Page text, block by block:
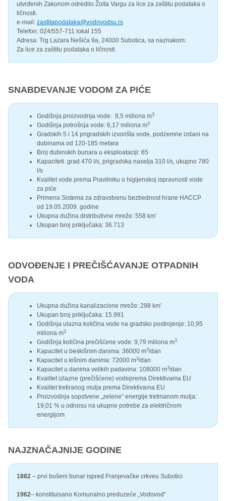
utvrđenih Zakonom odredilo Žolta Vargu za lice za zaštitu podataka o
ličnosti.
e-mail: zastitapodataka@vodovodsu.rs
Telefon: 024/557-711 lokal 155
Adresa: Trg Lazara Nešića 9a, 24000 Subotica, sa naznakom:
Za lice za zaštitu podataka o ličnosti.
SNABDEVANJE VODOM ZA PIĆE
Godišnja proizvodnja vode: 8,5 miliona m3
Godišnja potrošnja vode: 6,17 miliona m3
Gradskih 5 i 14 prigradskih izvorišta vode, podzemne izdani na
dubinama od 120-185 metara
Broj dubinskih bunara u eksploataciji: 65
Kapaciteti: grad 470 l/s, prigradska naselja 310 l/s, ukupno 780
l/s
Kvalitet vode prema Pravilniku o higijenskoj ispravnosti vode
za piće
Primena Sistema za zdravstvenu bezbednost hrane HACCP
od 19.05.2009. godine
Ukupna dužina distributivne mreže: 558 km’
Ukupan broj priključaka: 36.713
ODVOĐENJE I PREČIŠĆAVANJE OTPADNIH
VODA
Ukupna dužina kanalizacione mreže: 298 km’
Ukupan broj priključaka: 15.991
Godišnja ulazna količina vode na gradsko postrojenje: 10,95
miliona m3
Godišnja količina prečišćene vode: 9,79 miliona m3
Kapacitet u beskišnim danima: 36000 m3/dan
Kapacitet u kišnim danima: 72000 m3/dan
Kapacitet u danima velikih padavina: 108000 m3/dan
Kvalitet izlazne (prečišćene) vodeprema Direktivama EU
Kvalitet tretiranog mulja prema Direktivama EU
Proizvodnja sopstvene „zelene“ energije tretmanom mulja:
19,01 % u odnosu na ukupne potrebe za električnom
energijom
NAJZNAČAJNIJE GODINE
1882 – prvi bušeni bunar ispred Franjevačke crkveu Subotici
1962– konstituisano Komunalno preduzeće „Vodovod“